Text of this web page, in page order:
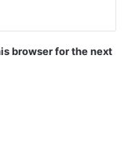
browser for the next